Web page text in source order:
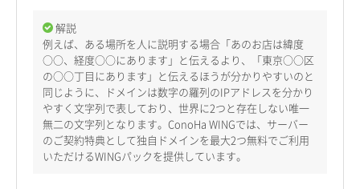
解説
例えば、ある場所を人に説明する場合「あのお店は緯度
○○、経度○○にあります」と伝えるより、「東京○○区
の○○丁目にあります」と伝えるほうが分かりやすいのと
同じように、ドメインは数字の羅列のIPアドレスを分かり
やすく文字列で表しており、世界に2つと存在しない唯一
無二の文字列となります。ConoHa WINGでは、サーバー
のご契約特典として独自ドメインを最大2つ無料でご利用
いただけるWINGパックを提供しています。